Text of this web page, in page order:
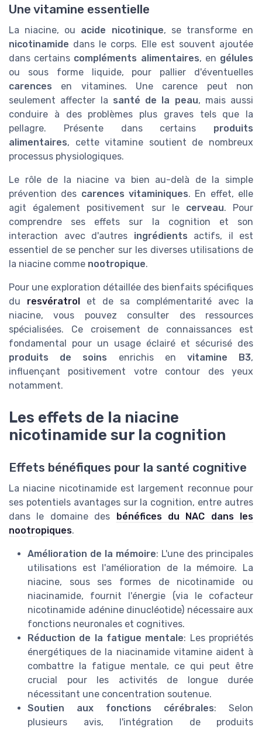
Une vitamine essentielle
La niacine, ou acide nicotinique, se transforme en
nicotinamide dans le corps. Elle est souvent ajoutée
dans certains compléments alimentaires, en gélules
ou sous forme liquide, pour pallier d'éventuelles
carences en vitamines. Une carence peut non
seulement affecter la santé de la peau, mais aussi
conduire à des problèmes plus graves tels que la
pellagre. Présente dans certains produits
alimentaires, cette vitamine soutient de nombreux
processus physiologiques.
Le rôle de la niacine va bien au-delà de la simple
prévention des carences vitaminiques. En effet, elle
agit également positivement sur le cerveau. Pour
comprendre ses effets sur la cognition et son
interaction avec d'autres ingrédients actifs, il est
essentiel de se pencher sur les diverses utilisations de
la niacine comme nootropique.
Pour une exploration détaillée des bienfaits spécifiques
du resvératrol
et de sa complémentarité avec la
niacine, vous pouvez consulter des ressources
spécialisées. Ce croisement de connaissances est
fondamental pour un usage éclairé et sécurisé des
produits de soins enrichis en vitamine B3,
influençant positivement votre contour des yeux
notamment.
Les effets de la niacine
nicotinamide sur la cognition
Effets bénéfiques pour la santé cognitive
La niacine nicotinamide est largement reconnue pour
ses potentiels avantages sur la cognition, entre autres
dans le domaine des bénéfices du NAC dans les
nootropiques.
Amélioration de la mémoire: L'une des principales
utilisations est l'amélioration de la mémoire. La
niacine, sous ses formes de nicotinamide ou
niacinamide, fournit l'énergie (via le cofacteur
nicotinamide adénine dinucléotide) nécessaire aux
fonctions neuronales et cognitives.
Réduction de la fatigue mentale: Les propriétés
énergétiques de la niacinamide vitamine aident à
combattre la fatigue mentale, ce qui peut être
crucial pour les activités de longue durée
nécessitant une concentration soutenue.
Soutien aux fonctions cérébrales: Selon
plusieurs avis, l'intégration de produits